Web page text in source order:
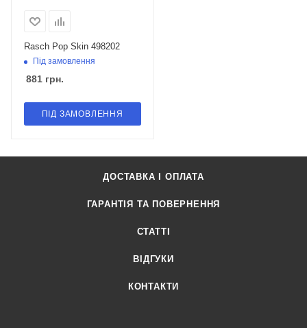
Rasch Pop Skin 498202
Під замовлення
881 грн.
ПІД ЗАМОВЛЕННЯ
ДОСТАВКА І ОПЛАТА
ГАРАНТІЯ ТА ПОВЕРНЕННЯ
СТАТТІ
ВІДГУКИ
КОНТАКТИ